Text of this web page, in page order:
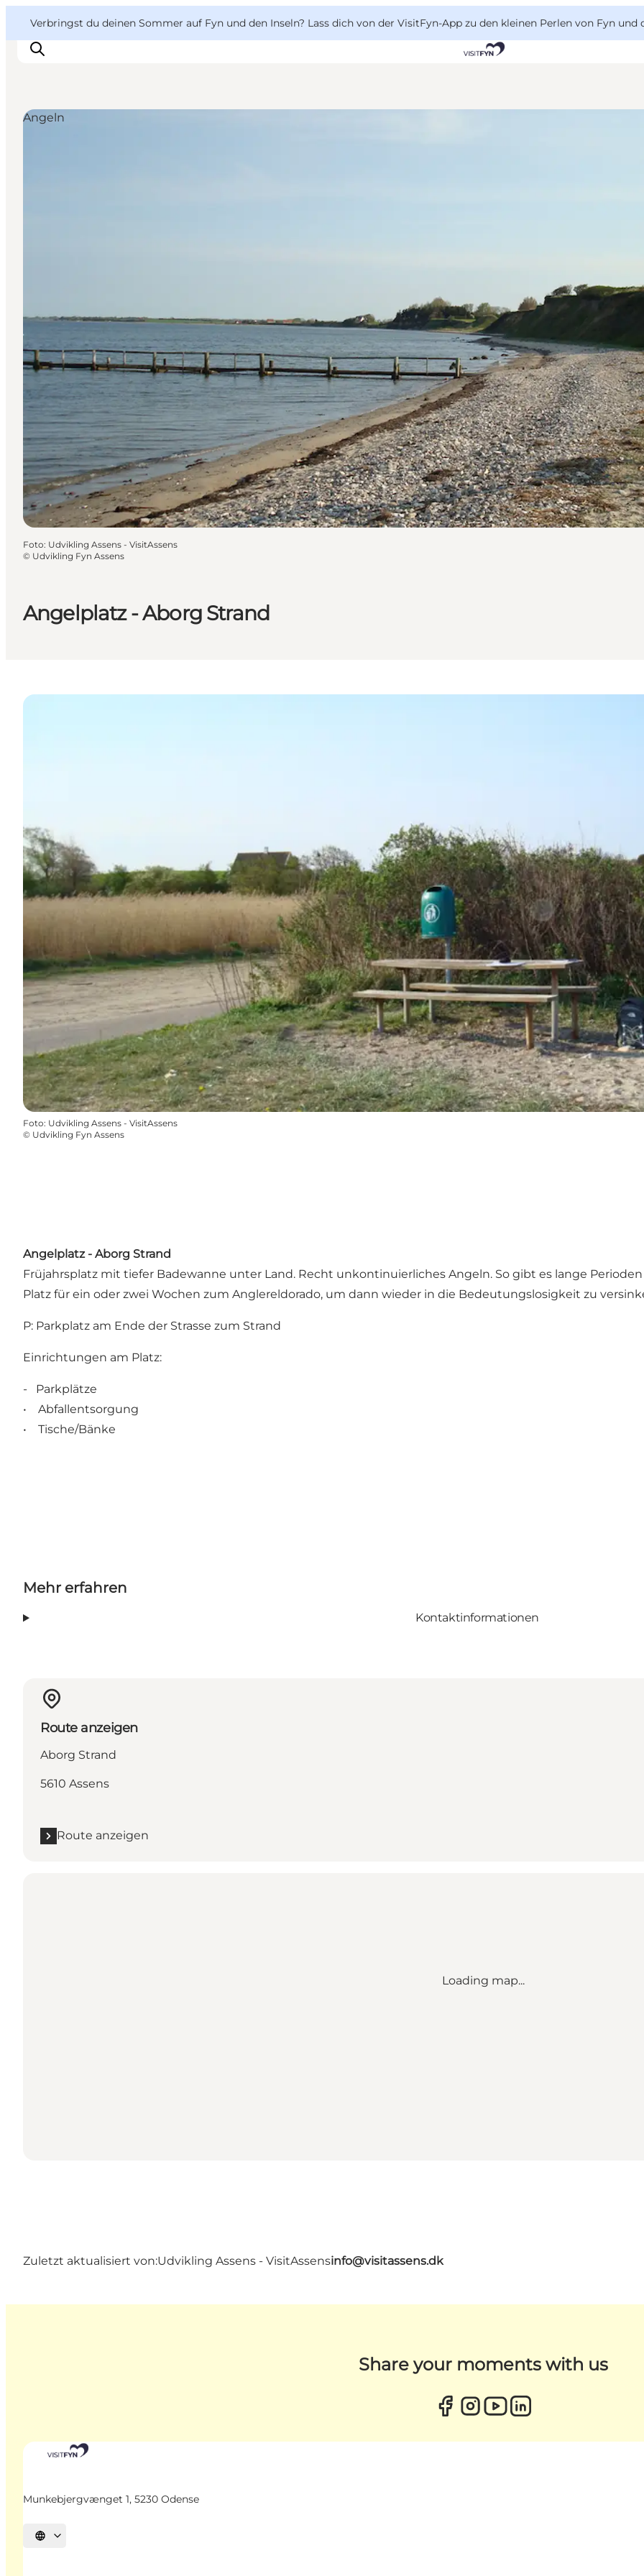
Verbringst du deinen Sommer auf Fyn und den Inseln? Lass dich von der VisitFyn-App zu den kleinen Perlen von Fyn und
VisitFyn
Deutsch
Angelplatz - Aborg Strand
Angeln
Foto: Udvikling Assens - VisitAssens
© Udvikling Fyn Assens
Foto: Udvikling Assens - VisitAssens
© Udvikling Fyn Assens
Angelplatz - Aborg Strand
Früjahrsplatz mit tiefer Badewanne unter Land. Recht unkontinuierliches Angeln. So gibt es lange
Platz für ein oder zwei Wochen zum Anglereldorado, um dann wieder in die Bedeutungslosigkeit zu
P: Parkplatz am Ende der Strasse zum Strand
Einrichtungen am Platz:
- Parkplätze
• Abfallentsorgung
• Tische/Bänke
Mehr erfahren
Kontaktinformationen
Route anzeigen
Aborg Strand
5610 Assens
Route anzeigen
Loading map...
Zuletzt aktualisiert von:Udvikling Assens - VisitAssensinfo@visitassens.dk
Share your moments with us
Munkebjergvænget 1, 5230 Odense
Sprache auswählen